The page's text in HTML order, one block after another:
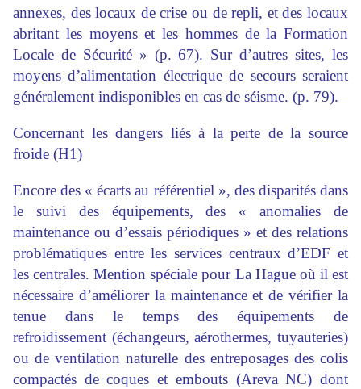
annexes, des locaux de crise ou de repli, et des locaux
abritant les moyens et les hommes de la Formation
Locale de Sécurité » (p. 67). Sur d’autres sites, les
moyens d’alimentation électrique de secours seraient
généralement indisponibles en cas de séisme. (p. 79).
Concernant les dangers liés à la perte de la source
froide (H1)
Encore des « écarts au référentiel », des disparités dans
le suivi des équipements, des « anomalies de
maintenance ou d’essais périodiques » et des relations
problématiques entre les services centraux d’EDF et
les centrales. Mention spéciale pour La Hague où il est
nécessaire d’améliorer la maintenance et de vérifier la
tenue dans le temps des équipements de
refroidissement (échangeurs, aérothermes, tuyauteries)
ou de ventilation naturelle des entreposages des colis
compactés de coques et embouts (Areva NC) dont